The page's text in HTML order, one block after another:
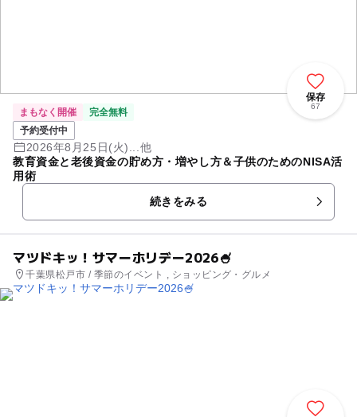
保存
67
まもなく開催
完全無料
予約受付中
2026年8月25日(火)...他
教育資金と老後資金の貯め方・増やし方＆子供のためのNISA活
用術
続きをみる
マツドキッ！サマーホリデー2026🍧
千葉県松戸市 / 季節のイベント , ショッピング・グルメ